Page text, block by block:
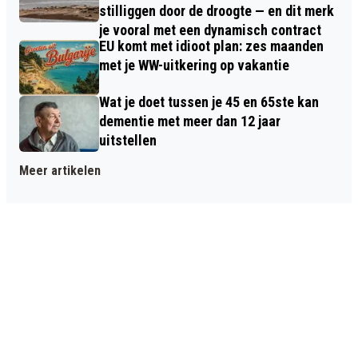
stilliggen door de droogte — en dit merk
je vooral met een dynamisch contract
EU komt met idioot plan: zes maanden
met je WW-uitkering op vakantie
Wat je doet tussen je 45 en 65ste kan
dementie met meer dan 12 jaar
uitstellen
Meer artikelen